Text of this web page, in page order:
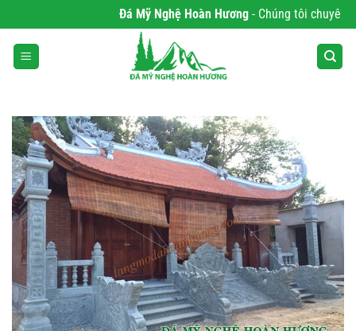
qua
nội
dung
Đá Mỹ Nghệ Hoàn Hương- Chúng tôi chuyên